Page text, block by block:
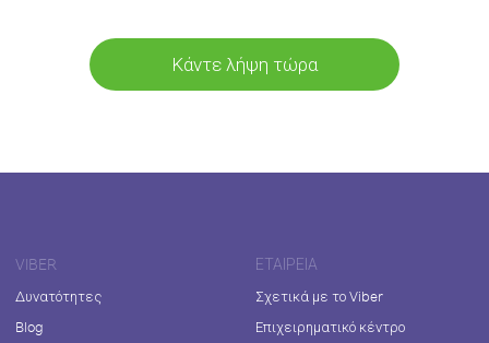
Κάντε λήψη τώρα
VIBER
Δυνατότητες
Blog
ΕΤΑΙΡΕΊΑ
Σχετικά με το Viber
Επιχειρηματικό κέντρο